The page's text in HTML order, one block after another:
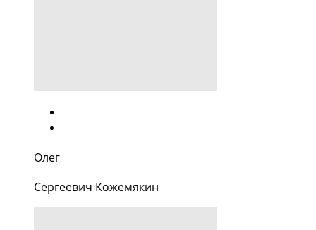
Олег
Сергеевич Кожемякин